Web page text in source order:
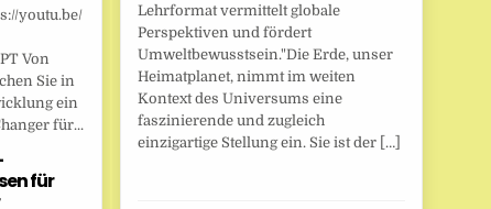
youtu.be/
Von
Sie in
ein
für...
für
Lehrformat vermittelt globale
Perspektiven und fördert
Umweltbewusstsein."Die Erde, unser
Heimatplanet, nimmt im weiten
Kontext des Universums eine
faszinierende und zugleich
einzigartige Stellung ein. Sie ist der […]